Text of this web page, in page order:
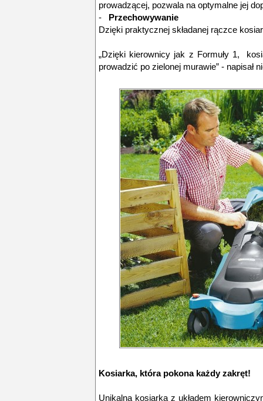
prowadzącej, pozwala na optymalne jej
-
Przechowywanie
Dzięki praktycznej składanej rączce
„Dzięki kierownicy jak z Formuły 1,
prowadzić po zielonej murawie” - napisał
Kosiarka, która pokona każdy zakręt!
Unikalna kosiarka z układem